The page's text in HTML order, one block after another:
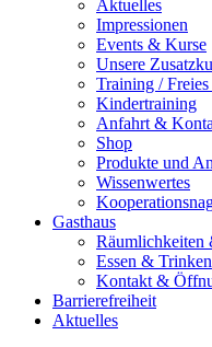
Aktuelles
Impressionen
Events & Kurse
Unsere
Training / Freies
Kindertraining
Anfahrt &
Shop
Produkte und
Wissenwertes
Gasthaus
Räumlichkeiten
Essen & Trinken
Kontakt &
Barrierefreiheit
Aktuelles